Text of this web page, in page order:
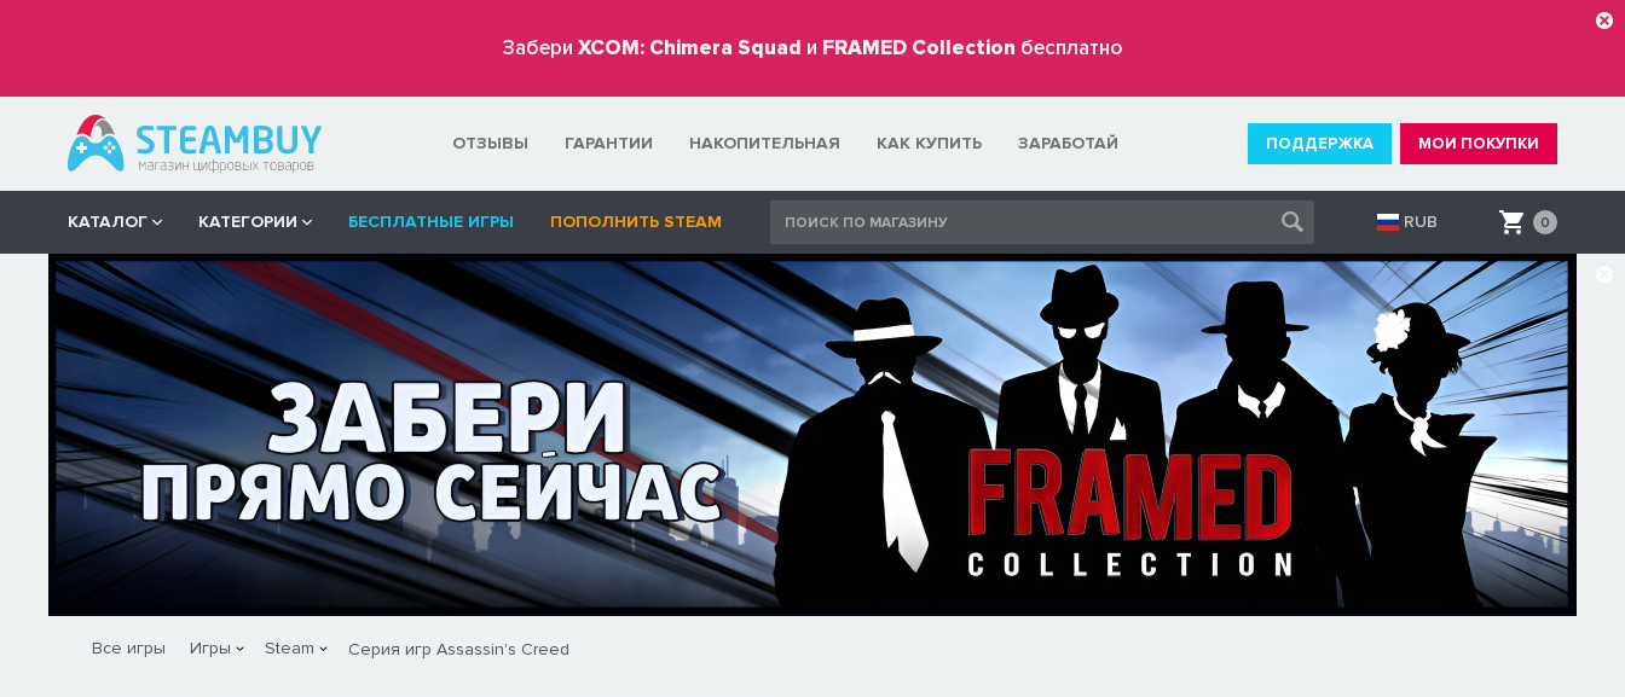
Забери XCOM: Chimera Squad и FRAMED Collection бесплатно
ОТЗЫВЫ ГАРАНТИИ НАКОПИТЕЛЬНАЯ КАК КУПИТЬ ЗАРАБОТАЙ ПОДДЕРЖКА МОИ ПОКУПКИ
КАТАЛОГ КАТЕГОРИИ БЕСПЛАТНЫЕ ИГРЫ ПОПОЛНИТЬ STEAM RUB 0
Все игры Игры Steam Серия игр Assassin's Creed